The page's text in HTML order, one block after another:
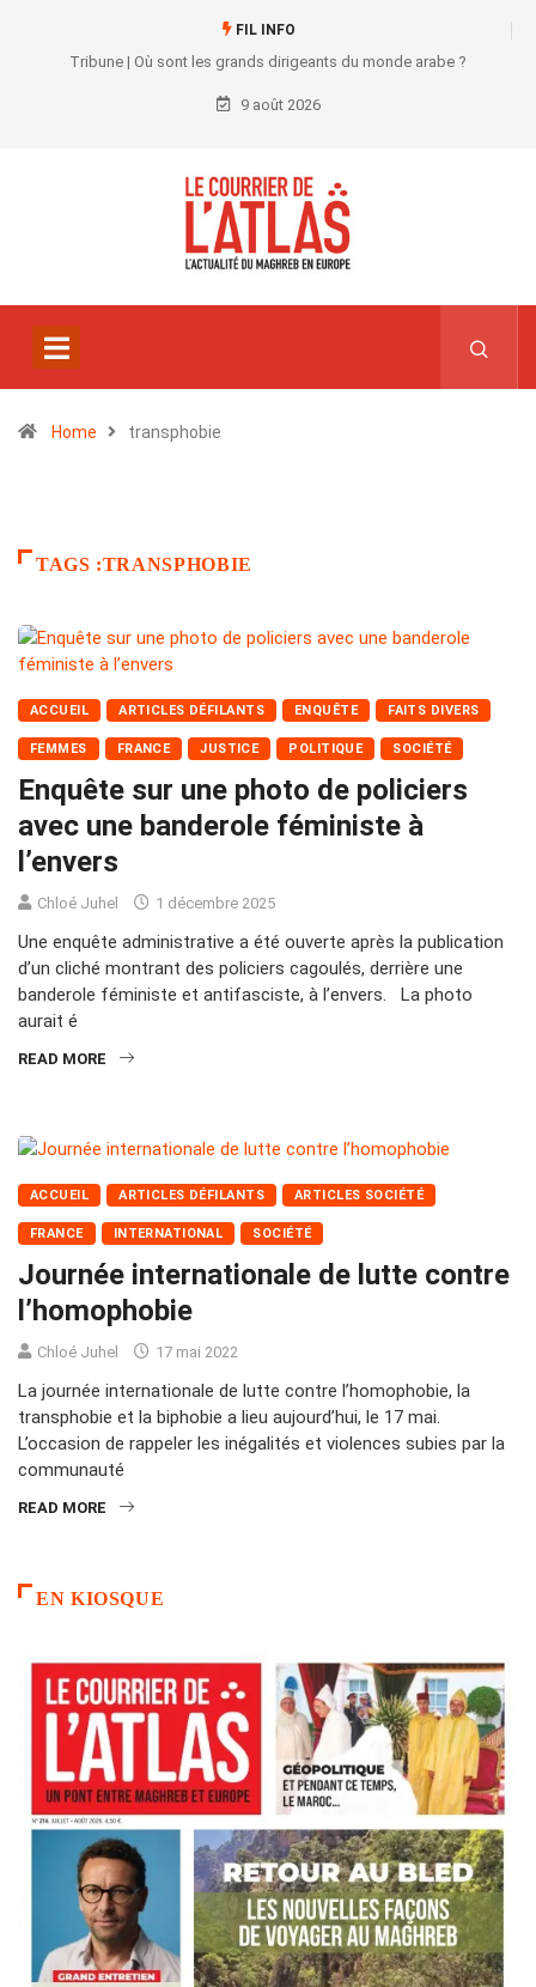
FIL INFO
Tribune | Où sont les grands dirigeants du monde arabe ?
9 août 2026
Home transphobie
TAGS :TRANSPHOBIE
ACCUEIL ARTICLES DÉFILANTS ENQUÊTE FAITS DIVERS
FEMMES FRANCE JUSTICE POLITIQUE SOCIÉTÉ
Enquête sur une photo de policiers
avec une banderole féministe à
l’envers
Chloé Juhel 1 décembre 2025
Une enquête administrative a été ouverte après la publication
d’un cliché montrant des policiers cagoulés, derrière une
banderole féministe et antifasciste, à l’envers. La photo
aurait é
READ MORE
ACCUEIL ARTICLES DÉFILANTS ARTICLES SOCIÉTÉ
FRANCE INTERNATIONAL SOCIÉTÉ
Journée internationale de lutte contre
l’homophobie
Chloé Juhel 17 mai 2022
La journée internationale de lutte contre l’homophobie, la
transphobie et la biphobie a lieu aujourd’hui, le 17 mai.
L’occasion de rappeler les inégalités et violences subies par la
communauté
READ MORE
EN KIOSQUE